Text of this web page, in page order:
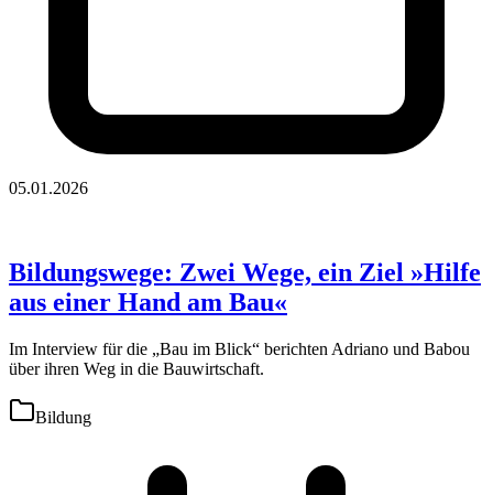
05.01.2026
Bildungswege: Zwei Wege, ein Ziel »Hilfe
aus einer Hand am Bau«
Im Interview für die „Bau im Blick“ berichten Adriano und Babou
über ihren Weg in die Bauwirtschaft.
Bildung